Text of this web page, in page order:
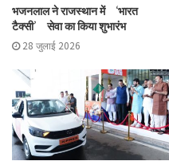
भजनलाल ने राजस्थान में ‘भारत
टैक्सी’ सेवा का किया शुभारंभ
28 जुलाई 2026